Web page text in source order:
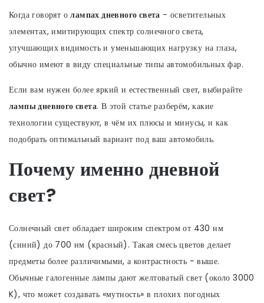
Когда говорят олампах дневного света -осветительных
элементах, имитирующих спектр солнечного света,
улучшающих видимость и уменьшающих нагрузку на глаза,
обычно имеют в виду специальные типы автомобильных фар.
Если вам нужен более яркий и естественный свет, выбирайте
лампы дневного света. В этой статье разберём, какие
технологии существуют, в чём их плюсы и минусы, и как
подобрать оптимальный вариант под ваш автомобиль.
Почему именно дневной
свет?
Солнечный свет обладает широким спектром от 430 нм
(синий) до 700 нм (красный). Такая смесь цветов делает
предметы более различимыми, а контрастность - выше.
Обычные галогенные лампы дают желтоватый свет (около 3000
K), что может создавать «мутность» в плохих погодных